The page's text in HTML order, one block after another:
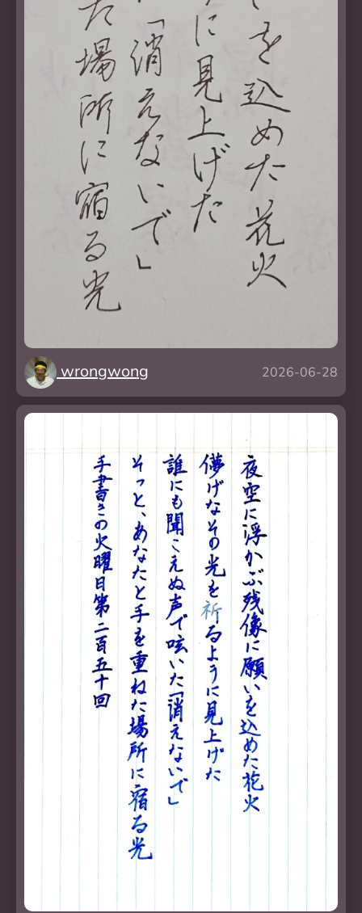
wrongwong 2026-06-28